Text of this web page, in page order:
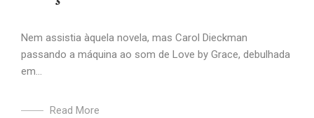
Nem assistia àquela novela, mas Carol Dieckman
passando a máquina ao som de Love by Grace, debulhada
em...
Read More